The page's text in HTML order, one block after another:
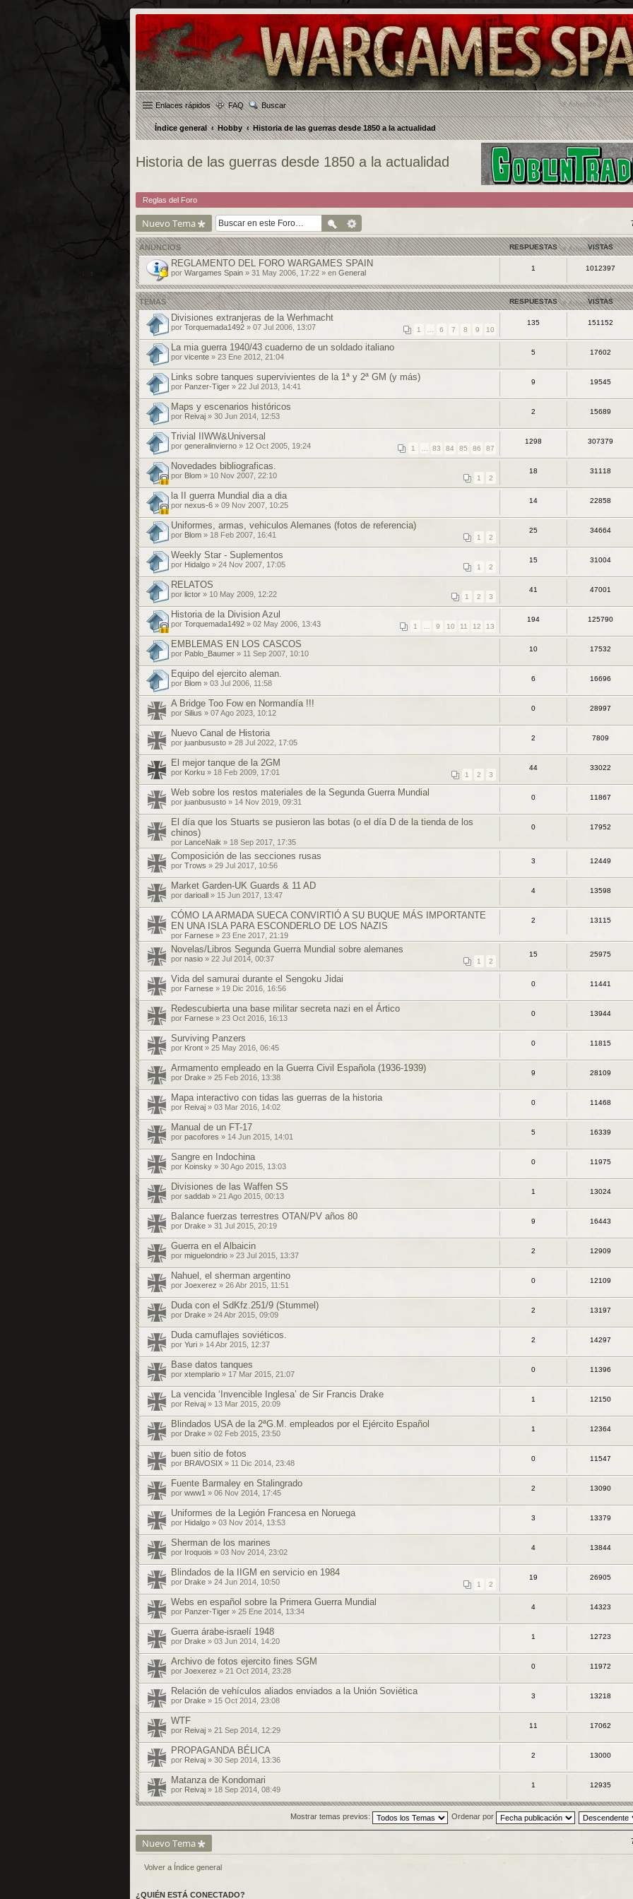
Enlaces rápidos FAQ Buscar
Índice general Hobby Historia de las guerras desde 1850 a la actualidad
Historia de las guerras desde 1850 a la actualidad
Reglas del Foro
Nuevo Tema
ANUNCIOS RESPUESTAS VISTAS
REGLAMENTO DEL FORO WARGAMES SPAIN
por Wargames Spain » 31 May 2006, 17:22 » en General
1 1012397
TEMAS RESPUESTAS VISTAS
Divisiones extranjeras de la Werhmacht
1 6 7 8 9 10
por Torquemada1492 » 07 Jul 2006, 13:07
135 151152
La mia guerra 1940/43 cuaderno de un soldado italiano
por vicente » 23 Ene 2012, 21:04
5 17602
Links sobre tanques supervivientes de la 1ª y 2ª GM (y más)
por Panzer-Tiger » 22 Jul 2013, 14:41
9 19545
Maps y escenarios históricos
por Reivaj » 30 Jun 2014, 12:53
2 15689
Trivial IIWW&Universal
1 83 84 85 86 87
por generalinvierno » 12 Oct 2005, 19:24
1298 307379
Novedades bibliograficas.
1 2
por Blom » 10 Nov 2007, 22:10
18 31118
la II guerra Mundial dia a dia
por nexus-6 » 09 Nov 2007, 10:25
14 22858
Uniformes, armas, vehiculos Alemanes (fotos de referencia)
1 2
por Blom » 18 Feb 2007, 16:41
25 34664
Weekly Star - Suplementos
1 2
por Hidalgo » 24 Nov 2007, 17:05
15 31004
RELATOS
1 2 3
por lictor » 10 May 2009, 12:22
41 47001
Historia de la Division Azul
1 9 10 11 12 13
por Torquemada1492 » 02 May 2006, 13:43
194 125790
EMBLEMAS EN LOS CASCOS
por Pablo_Baumer » 11 Sep 2007, 10:10
10 17532
Equipo del ejercito aleman.
por Blom » 03 Jul 2006, 11:58
6 16696
A Bridge Too Fow en Normandía !!!
por Silius » 07 Ago 2023, 10:12
0 28997
Nuevo Canal de Historia
por juanbususto » 28 Jul 2022, 17:05
2 7809
El mejor tanque de la 2GM
1 2 3
por Korku » 18 Feb 2009, 17:01
44 33022
Web sobre los restos materiales de la Segunda Guerra Mundial
por juanbususto » 14 Nov 2019, 09:31
0 11867
El día que los Stuarts se pusieron las botas (o el día D de la tienda de los
chinos)
por LanceNaik » 18 Sep 2017, 17:35
0 17952
Composición de las secciones rusas
por Trows » 29 Jul 2017, 10:56
3 12449
Market Garden-UK Guards & 11 AD
por darioall » 15 Jun 2017, 13:47
4 13598
CÓMO LA ARMADA SUECA CONVIRTIÓ A SU BUQUE MÁS IMPORTANTE
EN UNA ISLA PARA ESCONDERLO DE LOS NAZIS
por Farnese » 23 Ene 2017, 21:19
2 13115
Novelas/Libros Segunda Guerra Mundial sobre alemanes
1 2
por nasio » 22 Jul 2014, 00:37
15 25975
Vida del samurai durante el Sengoku Jidai
por Farnese » 19 Dic 2016, 16:56
0 11441
Redescubierta una base militar secreta nazi en el Ártico
por Farnese » 23 Oct 2016, 16:13
0 13944
Surviving Panzers
por Kront » 25 May 2016, 06:45
0 11815
Armamento empleado en la Guerra Civil Española (1936-1939)
por Drake » 25 Feb 2016, 13:38
9 28109
Mapa interactivo con tidas las guerras de la historia
por Reivaj » 03 Mar 2016, 14:02
0 11468
Manual de un FT-17
por pacofores » 14 Jun 2015, 14:01
5 16339
Sangre en Indochina
por Koinsky » 30 Ago 2015, 13:03
0 11975
Divisiones de las Waffen SS
por saddab » 21 Ago 2015, 00:13
1 13024
Balance fuerzas terrestres OTAN/PV años 80
por Drake » 31 Jul 2015, 20:19
9 16443
Guerra en el Albaicin
por miguelondrio » 23 Jul 2015, 13:37
2 12909
Nahuel, el sherman argentino
por Joexerez » 26 Abr 2015, 11:51
0 12109
Duda con el SdKfz.251/9 (Stummel)
por Drake » 24 Abr 2015, 09:09
2 13197
Duda camuflajes soviéticos.
por Yuri » 14 Abr 2015, 12:37
2 14297
Base datos tanques
por xtemplario » 17 Mar 2015, 21:07
0 11396
La vencida ‘Invencible Inglesa’ de Sir Francis Drake
por Reivaj » 13 Mar 2015, 20:09
1 12150
Blindados USA de la 2ªG.M. empleados por el Ejército Español
por Drake » 02 Feb 2015, 23:50
1 12364
buen sitio de fotos
por BRAVOSIX » 11 Dic 2014, 23:48
0 11547
Fuente Barmaley en Stalingrado
por www1 » 06 Nov 2014, 17:45
2 13090
Uniformes de la Legión Francesa en Noruega
por Hidalgo » 03 Nov 2014, 13:53
3 13379
Sherman de los marines
por Iroquois » 03 Nov 2014, 23:02
4 13844
Blindados de la IIGM en servicio en 1984
1 2
por Drake » 24 Jun 2014, 10:50
19 26905
Webs en español sobre la Primera Guerra Mundial
por Panzer-Tiger » 25 Ene 2014, 13:34
4 14323
Guerra árabe-israelí 1948
por Drake » 03 Jun 2014, 14:20
1 12723
Archivo de fotos ejercito fines SGM
por Joexerez » 21 Oct 2014, 23:28
0 11972
Relación de vehículos aliados enviados a la Unión Soviética
por Drake » 15 Oct 2014, 23:08
3 13218
WTF
por Reivaj » 21 Sep 2014, 12:29
11 17062
PROPAGANDA BÉLICA
por Reivaj » 30 Sep 2014, 13:36
2 13000
Matanza de Kondomari
por Reivaj » 18 Sep 2014, 08:49
1 12935
Mostrar temas previos: Ordenar por
Nuevo Tema
Volver a Índice general
¿QUIÉN ESTÁ CONECTADO?